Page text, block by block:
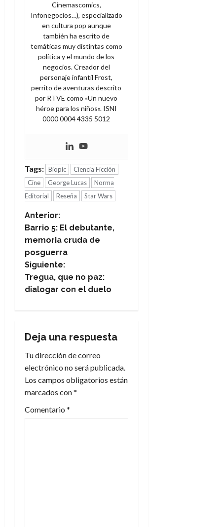
Cinemascomics,
Infonegocios…), especializado
en cultura pop aunque
también ha escrito de
temáticas muy distintas como
política y el mundo de los
negocios. Creador del
personaje infantil Frost,
perrito de aventuras descrito
por RTVE como «Un nuevo
héroe para los niños». ISNI
0000 0004 4335 5012
Tags: Biopic
Ciencia Ficción
Cine
George Lucas
Norma
Editorial
Reseña Star Wars
N
a
v
e
c
i
ó
n
Anterior:
Barrio 5: El debutante,
memoria cruda de
posguerra
Siguiente:
Tregua, que no paz:
dialogar con el duelo
Deja una respuesta
Tu dirección de correo
electrónico no será publicada.
Los campos obligatorios están
marcados con*
Comentario *